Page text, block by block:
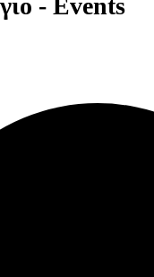
- Events